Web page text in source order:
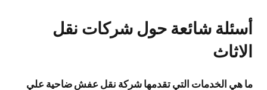
أسئلة شائعة حول شركات نقل
الاثاث
ما هي الخدمات التي تقدمها شركة نقل عفش ضاحية علي